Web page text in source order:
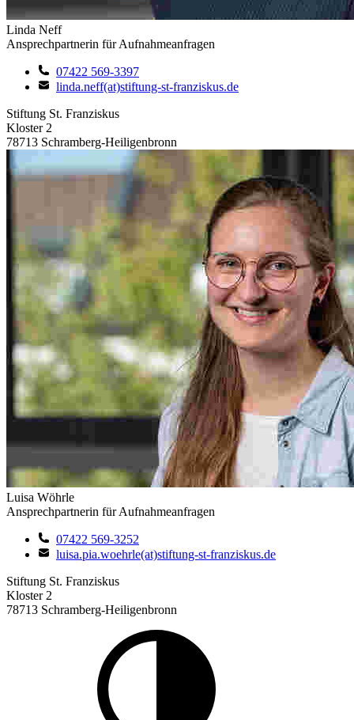
Linda Neff
Ansprechpartnerin für Aufnahmeanfragen
07422 569-3397
linda.neff(at)stiftung-st-franziskus.de
Stiftung St. Franziskus
Kloster 2
78713 Schramberg-Heiligenbronn
Luisa Wöhrle
Ansprechpartnerin für Aufnahmeanfragen
07422 569-3252
luisa.pia.woehrle(at)stiftung-st-franziskus.de
Stiftung St. Franziskus
Kloster 2
78713 Schramberg-Heiligenbronn